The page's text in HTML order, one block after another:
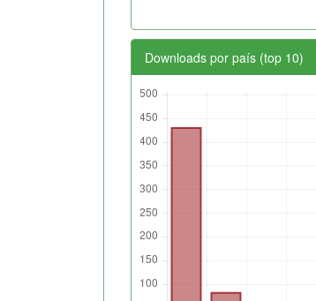
Downloads por país (top 10)